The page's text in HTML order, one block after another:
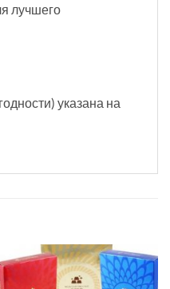
лучшего
указана на